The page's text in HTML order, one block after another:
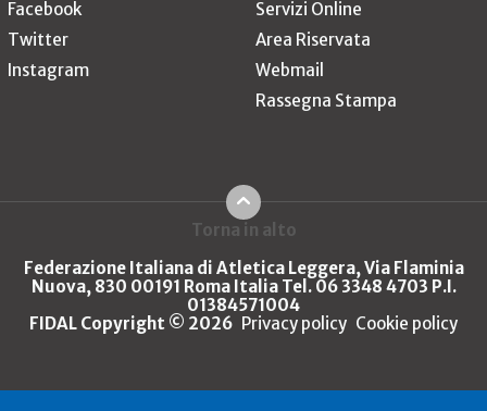
Facebook
Twitter
Instagram
Servizi Online
Area Riservata
Webmail
Rassegna Stampa
Torna in alto
Federazione Italiana di Atletica Leggera, Via Flaminia
Nuova, 830 00191 Roma Italia Tel. 06 3348 4703 P.I.
01384571004
FIDAL Copyright © 2026 Privacy policy Cookie policy